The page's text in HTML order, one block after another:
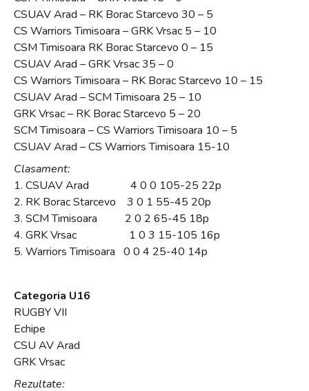
CSUAV Arad – RK Borac Starcevo 30 – 5
CS Warriors Timisoara – GRK Vrsac 5 – 10
CSM Timisoara RK Borac Starcevo 0 – 15
CSUAV Arad – GRK Vrsac 35 – 0
CS Warriors Timisoara – RK Borac Starcevo 10 – 15
CSUAV Arad – SCM Timisoara 25 – 10
GRK Vrsac – RK Borac Starcevo 5 – 20
SCM Timisoara – CS Warriors Timisoara 10 – 5
CSUAV Arad – CS Warriors Timisoara 15-10
Clasament:
1. CSUAV Arad 4 0 0 105-25 22p
2. RK Borac Starcevo 3 0 1 55-45 20p
3. SCM Timisoara 2 0 2 65-45 18p
4. GRK Vrsac 1 0 3 15-105 16p
5. Warriors Timisoara 0 0 4 25-40 14p
Categoria U16
RUGBY VII
Echipe
CSU AV Arad
GRK Vrsac
Rezultate: